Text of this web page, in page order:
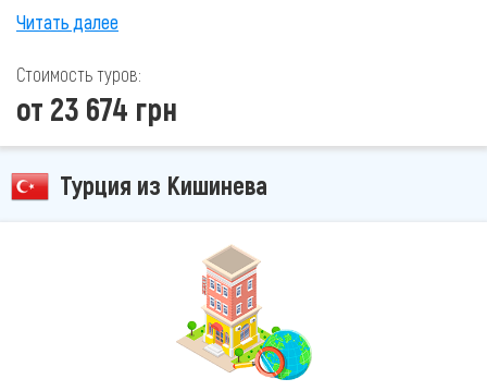
? Выгодные условия для раннего бронирования – экономьте
на отдыхе!
? Эксклюзивные предложения для наших клиентов.
? Невероятные впечатления и незабываемые моменты в
прекрасном Анталии.
отдых самым ярким!
Читать далее
Стоимость туров:
от 23 674 грн
Турция из Кишинева